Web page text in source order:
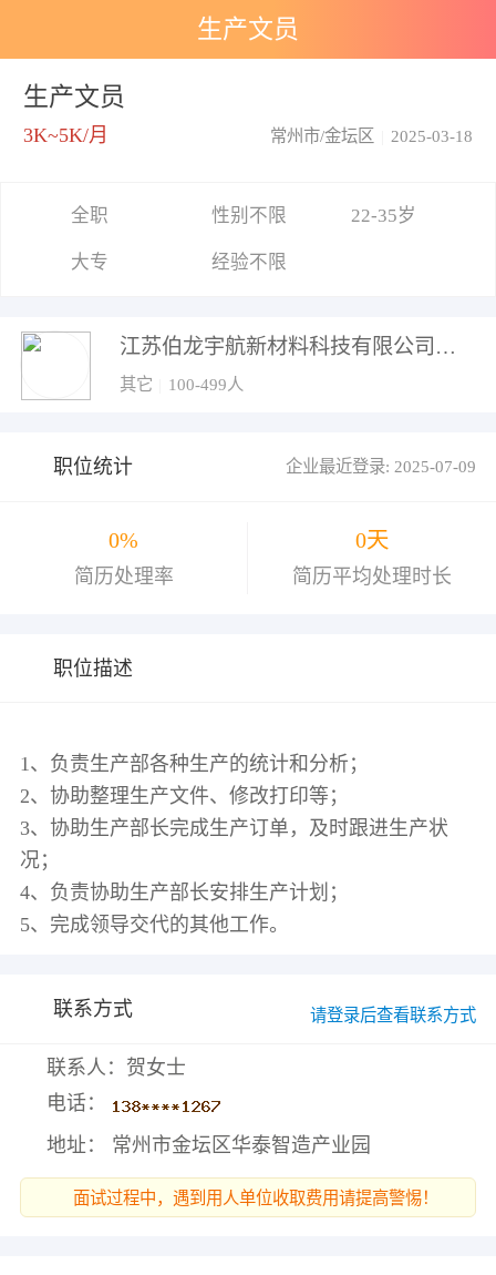
生产文员
生产文员
3K~5K/月 2025-03-18
常州市/金坛区
全职 性别不限 22-35岁
大专 经验不限
江苏伯龙宇航新材料科技有限公司
其它 100-499人
职位统计 企业最近登录: 2025-07-09
0%
简历处理率
0天
简历平均处理时长
职位描述
1、负责生产部各种生产的统计和分析；
2、协助整理生产文件、修改打印等；
3、协助生产部长完成生产订单，及时跟进生产状
况；
4、负责协助生产部长安排生产计划；
联系方式 请登录后查看联系方式
联系人：贺女士
电话：
地址： 常州市金坛区华泰智造产业园
面试过程中，遇到用人单位收取费用请提高警惕！